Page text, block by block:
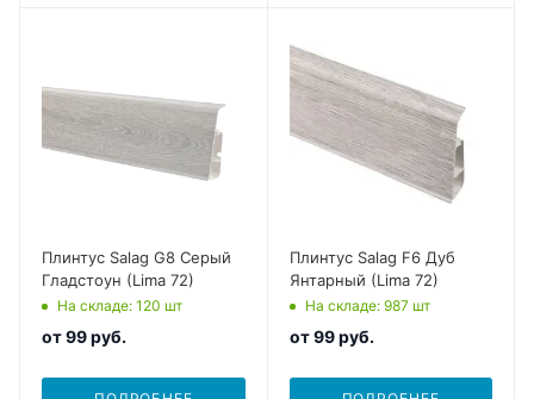
Плинтус Salag G8 Серый
Гладстоун (Lima 72)
На складе: 120 шт
от99 руб.
Плинтус Salag F6 Дуб
Янтарный (Lima 72)
На складе: 987 шт
от99 руб.